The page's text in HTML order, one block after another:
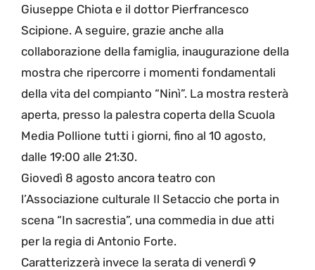
Giuseppe Chiota e il dottor Pierfrancesco
Scipione. A seguire, grazie anche alla
collaborazione della famiglia, inaugurazione della
mostra che ripercorre i momenti fondamentali
della vita del compianto “Ninì”. La mostra resterà
aperta, presso la palestra coperta della Scuola
Media Pollione tutti i giorni, fino al 10 agosto,
dalle 19:00 alle 21:30.
Giovedì 8 agosto ancora teatro con
l’Associazione culturale Il Setaccio che porta in
scena “In sacrestia”, una commedia in due atti
per la regia di Antonio Forte.
Caratterizzerà invece la serata di venerdì 9